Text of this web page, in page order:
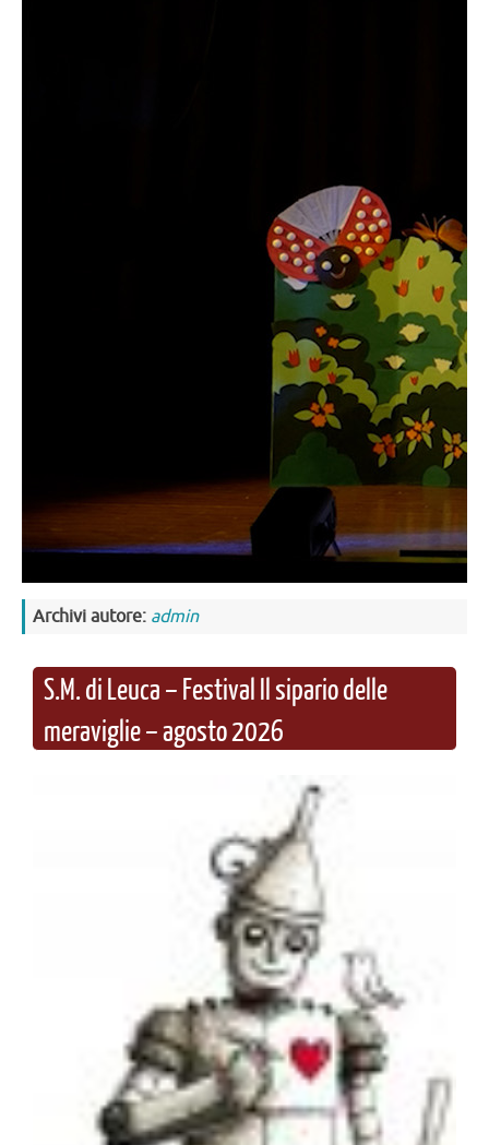
Archivi autore: admin
S.M. di Leuca – Festival Il sipario delle
meraviglie – agosto 2026